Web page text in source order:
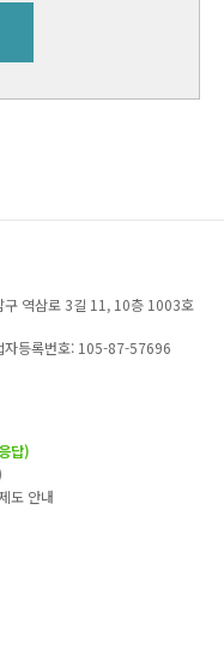
구 역삼로 3길 11, 10층 1003호
등록번호: 105-87-57696
답)
도 안내